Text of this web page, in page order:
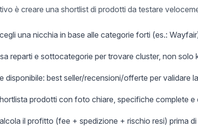
è creare una shortlist di prodotti da testare
una nicchia in base alle categorie forti (es.:
reparti e sottocategorie per trovare cluster, non solo
disponibile: best seller/recensioni/offerte per validare
prodotti con foto chiare, specifiche complete e
il profitto (fee + spedizione + rischio resi) prima di